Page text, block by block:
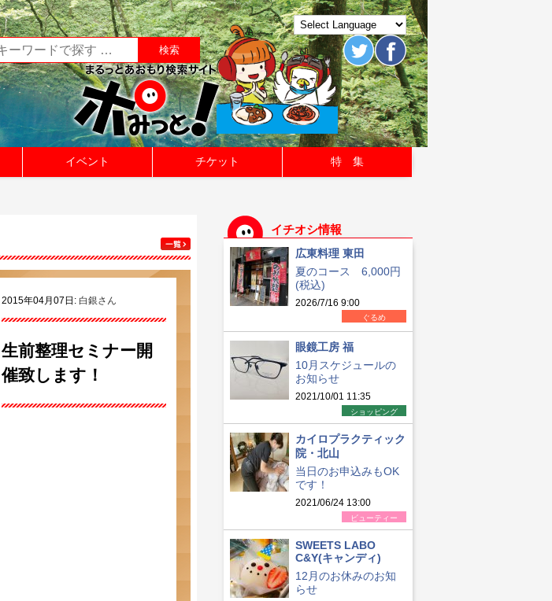
イベント チケット 特 集
2015年04月07日: 白銀さん
生前整理セミナー開
催致します！
イチオシ情報
広東料理 東田
夏のコース 6,000円
(税込)
2026/7/16 9:00
ぐるめ
眼鏡工房 福
10月スケジュールの
お知らせ
2021/10/01 11:35
ショッピング
カイロプラクティック
院・北山
当日のお申込みもOK
です！
2021/06/24 13:00
ビューティー
SWEETS LABO
C&Y(キャンディ)
12月のお休みのお知
らせ